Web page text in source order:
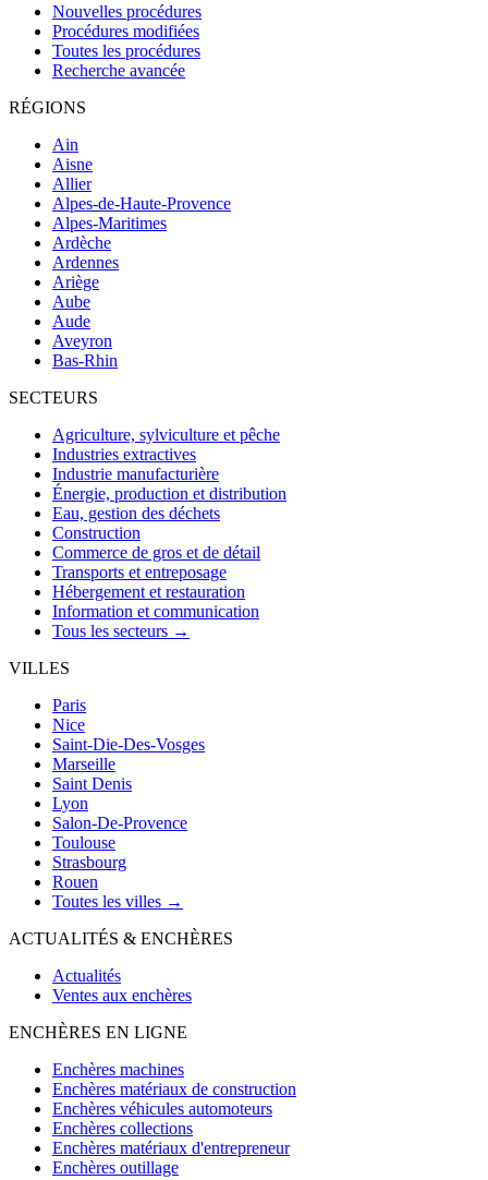
Nouvelles procédures
Procédures modifiées
Toutes les procédures
Recherche avancée
RÉGIONS
Ain
Aisne
Allier
Alpes-de-Haute-Provence
Alpes-Maritimes
Ardèche
Ardennes
Ariège
Aube
Aude
Aveyron
Bas-Rhin
SECTEURS
Agriculture, sylviculture et pêche
Industries extractives
Industrie manufacturière
Énergie, production et distribution
Eau, gestion des déchets
Construction
Commerce de gros et de détail
Transports et entreposage
Hébergement et restauration
Information et communication
Tous les secteurs →
VILLES
Paris
Nice
Saint-Die-Des-Vosges
Marseille
Saint Denis
Lyon
Salon-De-Provence
Toulouse
Strasbourg
Rouen
Toutes les villes →
ACTUALITÉS & ENCHÈRES
Actualités
Ventes aux enchères
ENCHÈRES EN LIGNE
Enchères machines
Enchères matériaux de construction
Enchères véhicules automoteurs
Enchères collections
Enchères matériaux d'entrepreneur
Enchères outillage